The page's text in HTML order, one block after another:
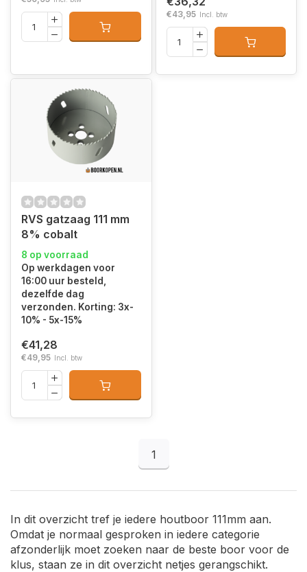
€43,95 Incl. btw
RVS gatzaag 111 mm
8% cobalt
8 op voorraad
Op werkdagen voor
16:00 uur besteld,
dezelfde dag
verzonden. Korting: 3x-
10% - 5x-15%
€41,28
€49,95 Incl. btw
1
In dit overzicht tref je iedere houtboor 111mm aan.
Omdat je normaal gesproken in iedere categorie
afzonderlijk moet zoeken naar de beste boor voor de
klus, staan ze in dit overzicht netjes gerangschikt.